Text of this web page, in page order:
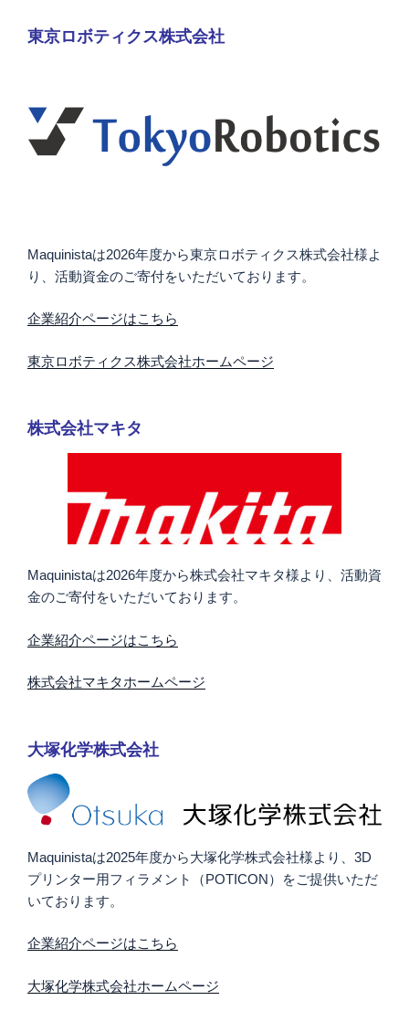
東京ロボティクス株式会社
Maquinistaは2026年度から東京ロボティクス株式会社様よ
り、活動資金のご寄付をいただいております。
企業紹介ページはこちら
東京ロボティクス株式会社ホームページ
株式会社マキタ
Maquinistaは2026年度から株式会社マキタ様より、活動資
金のご寄付をいただいております。
企業紹介ページはこちら
株式会社マキタホームページ
大塚化学株式会社
Maquinistaは2025年度から大塚化学株式会社様より、3D
プリンター用フィラメント（POTICON）をご提供いただ
いております。
企業紹介ページはこちら
大塚化学株式会社ホームページ